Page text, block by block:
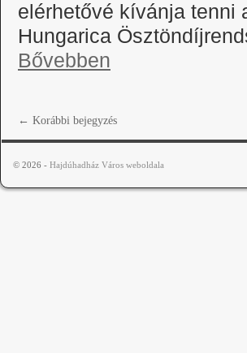
elérhetővé kívánja tenni
Hungarica
Bővebben
← Korábbi bejegyzés
© 2026 - Hajdúhadház Város weboldala